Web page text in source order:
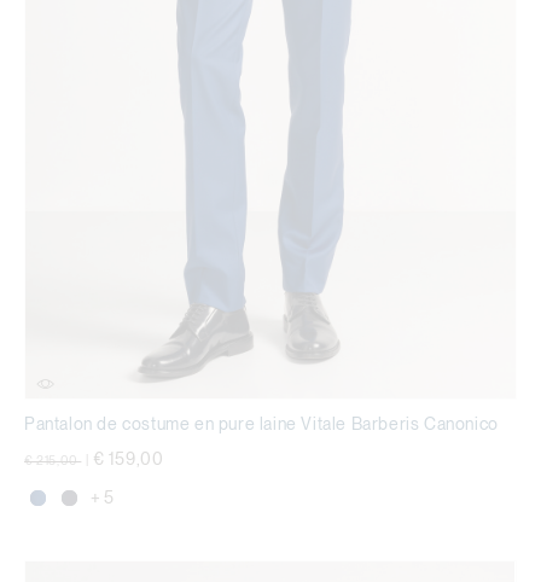
Pantalon de costume en pure laine Vitale Barberis Canonico
Prix réduit de
€ 215,00 € 159,00
+ 5